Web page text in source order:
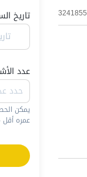
3241855
تاريخ
عدد
يمكن
عمره أقل من 5